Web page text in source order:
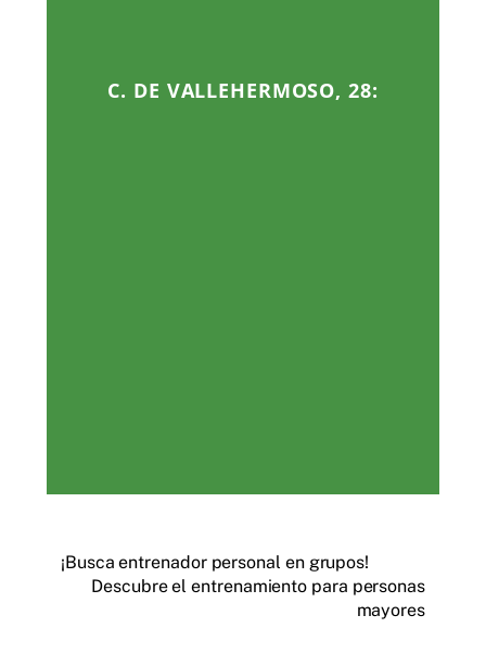
C. DE VALLEHERMOSO, 28:
¡Busca entrenador personal en grupos!
Descubre el entrenamiento para personas
mayores